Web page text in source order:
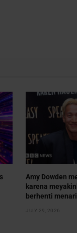
Amy Dowden
karena
berhenti menari
JULY 29, 2026